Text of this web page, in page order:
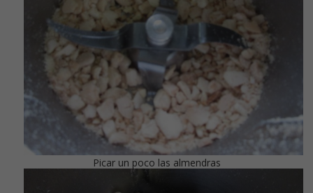
Picar un poco las almendras